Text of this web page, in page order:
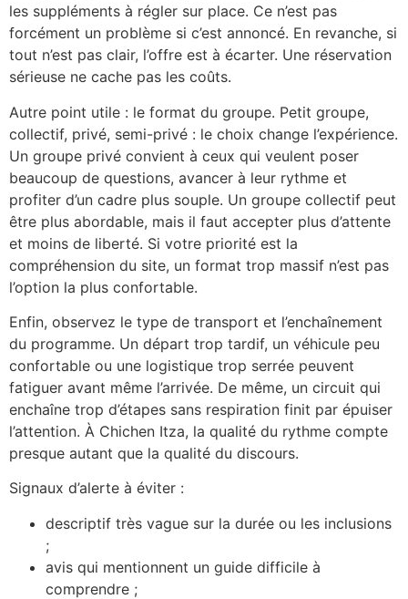
les suppléments à régler sur place. Ce n’est pas
forcément un problème si c’est annoncé. En revanche, si
tout n’est pas clair, l’offre est à écarter. Une réservation
sérieuse ne cache pas les coûts.
Autre point utile : le format du groupe. Petit groupe,
collectif, privé, semi-privé : le choix change l’expérience.
Un groupe privé convient à ceux qui veulent poser
beaucoup de questions, avancer à leur rythme et
profiter d’un cadre plus souple. Un groupe collectif peut
être plus abordable, mais il faut accepter plus d’attente
et moins de liberté. Si votre priorité est la
compréhension du site, un format trop massif n’est pas
l’option la plus confortable.
Enfin, observez le type de transport et l’enchaînement
du programme. Un départ trop tardif, un véhicule peu
confortable ou une logistique trop serrée peuvent
fatiguer avant même l’arrivée. De même, un circuit qui
enchaîne trop d’étapes sans respiration finit par épuiser
l’attention. À Chichen Itza, la qualité du rythme compte
presque autant que la qualité du discours.
Signaux d’alerte à éviter :
descriptif très vague sur la durée ou les inclusions
;
avis qui mentionnent un guide difficile à
comprendre ;